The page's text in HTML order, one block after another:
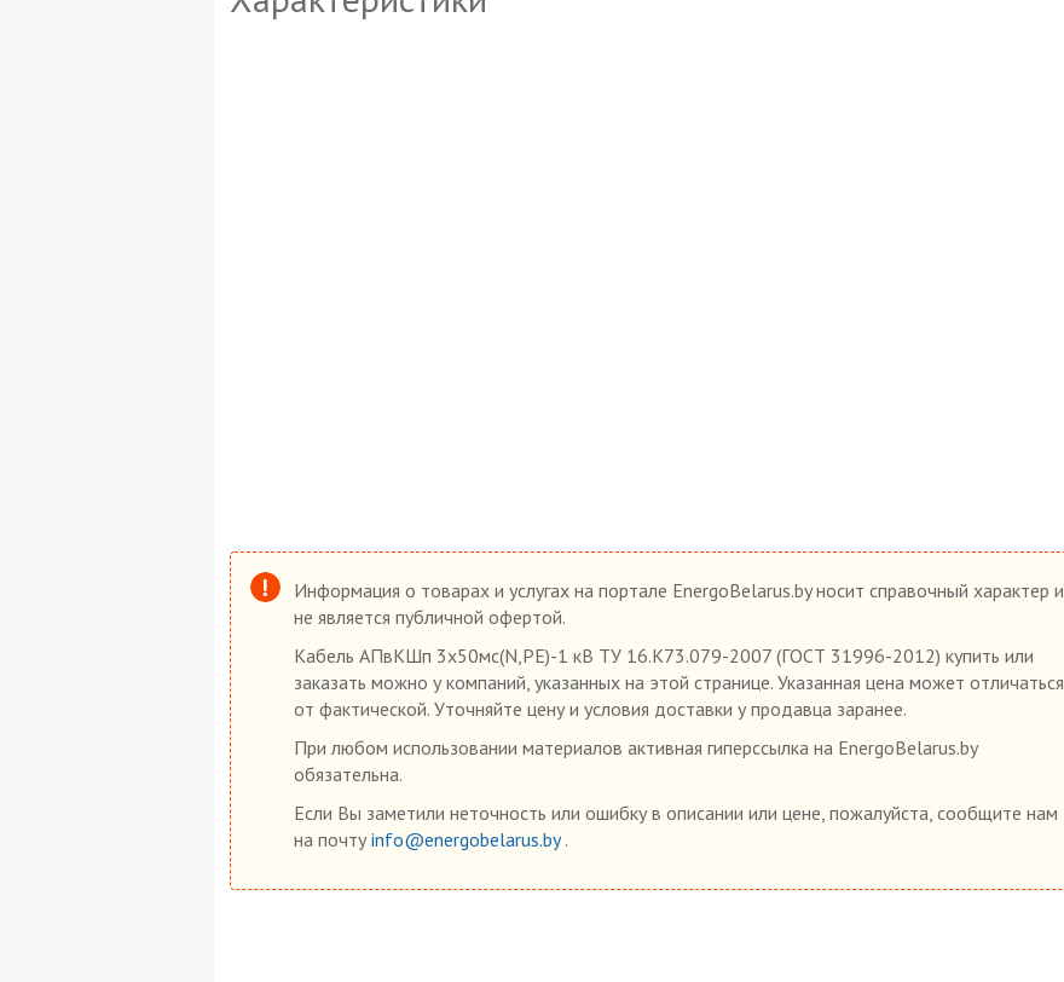
Информация о товарах и услугах на портале EnergoBelarus.by носит справочный характер и
не является публичной офертой.
Кабель АПвКШп 3х50мс(N,PE)-1 кВ ТУ 16.К73.079-2007 (ГОСТ 31996-2012) купить или
заказать можно у компаний, указанных на этой странице. Указанная цена может отличаться
от фактической. Уточняйте цену и условия доставки у продавца заранее.
При любом использовании материалов активная гиперссылка на EnergoBelarus.by
обязательна.
Если Вы заметили неточность или ошибку в описании или цене, пожалуйста, сообщите нам
на почту info@energobelarus.by.